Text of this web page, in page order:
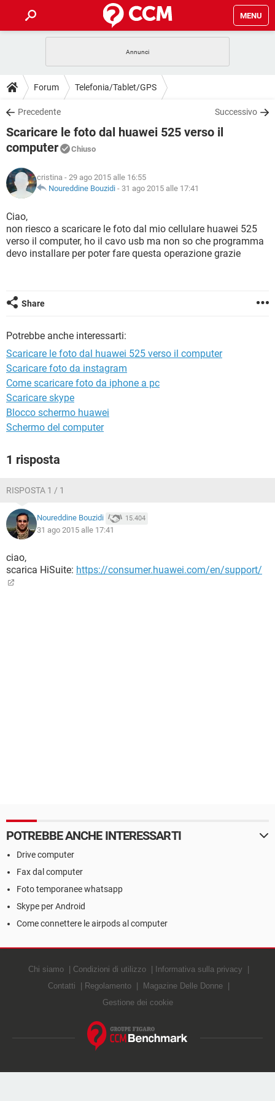
MENU
INTRATTENIMENTO ANDROID
iOS
INSTAGRAM WHATSAPP
TIKTOK
HARDWARE
GUIDE
COVID-19 GAMING
iOS
TIKTOK FACEBOOK
DOWNLOAD
COVID-19 GAMING
INTRATTENIMENTO
iOS
INSTAGRAM
TIKTOK
HARDWARE
INTRATTENIMENTO ANDROID
INSTAGRAM WHATSAPP
TIKTOK
GLOSSARIO
COVID-19
INTRATTENIMENTO
iOS WINDOWS 10
INSTAGRAM WHATSAPP
HARDWARE
Forum Telefonia/Tablet/GPS
Precedente Successivo
Scaricare le foto dal huawei 525 verso il
computer
Chiuso
cristina - 29 ago 2015 alle 16:55
Noureddine Bouzidi - 31 ago 2015 alle 17:41
Ciao,
non riesco a scaricare le foto dal mio cellulare huawei 525
verso il computer, ho il cavo usb ma non so che programma
devo installare per poter fare questa operazione grazie
Share
Potrebbe anche interessarti:
Scaricare le foto dal huawei 525 verso il computer
Scaricare foto da instagram
Come scaricare foto da iphone a pc
Scaricare skype
Blocco schermo huawei
Schermo del computer
1 risposta
RISPOSTA 1 / 1
Noureddine Bouzidi 15.404
31 ago 2015 alle 17:41
ciao,
scarica HiSuite: https://consumer.huawei.com/en/support/
POTREBBE ANCHE INTERESSARTI
Drive computer
Fax dal computer
Foto temporanee whatsapp
Skype per Android
Come connettere le airpods al computer
Chi siamo Condizioni di utilizzo
Informativa sulla privacy
Contatti
Regolamento
Magazine Delle Donne
Gestione dei cookie